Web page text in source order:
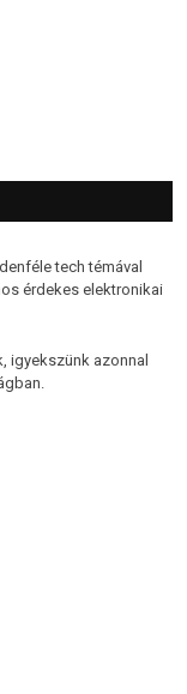
tech témával
érdekes elektronikai
igyekszünk azonnal